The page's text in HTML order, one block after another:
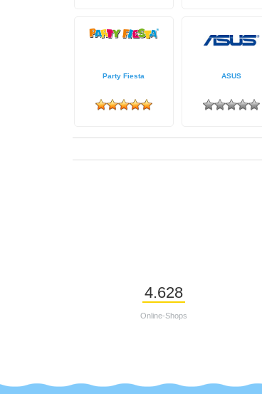
Party Fiesta ASUS
4.628
Online-Shops